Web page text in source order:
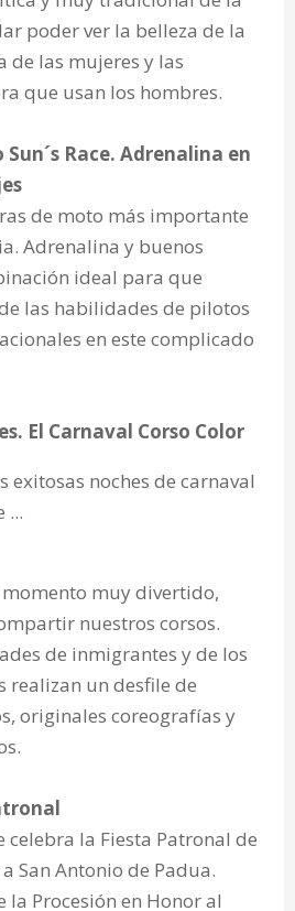
poder ver la belleza de la
de las mujeres y las
que usan los hombres.
Race. Adrenalina en
de moto más importante
Adrenalina y buenos
ideal para que
las habilidades de pilotos
en este complicado
El Carnaval Corso Color
muy divertido,
nuestros corsos.
de inmigrantes y de los
un desfile de
originales coreografías y
celebra la Fiesta Patronal de
San Antonio de Padua.
Procesión en Honor al